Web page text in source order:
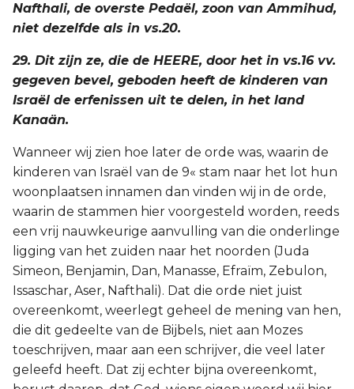
Nafthali, de overste Pedaël, zoon van Ammihud,
niet dezelfde als in vs.20.
29. Dit zijn ze, die de HEERE, door het in vs.16 vv.
gegeven bevel, geboden heeft de kinderen van
Israël de erfenissen uit te delen, in het land
Kanaän.
Wanneer wij zien hoe later de orde was, waarin de
kinderen van Israël van de 9« stam naar het lot hun
woonplaatsen innamen dan vinden wij in de orde,
waarin de stammen hier voorgesteld worden, reeds
een vrij nauwkeurige aanvulling van die onderlinge
ligging van het zuiden naar het noorden (Juda
Simeon, Benjamin, Dan, Manasse, Efraïm, Zebulon,
Issaschar, Aser, Nafthali). Dat die orde niet juist
overeenkomt, weerlegt geheel de mening van hen,
die dit gedeelte van de Bijbels, niet aan Mozes
toeschrijven, maar aan een schrijver, die veel later
geleefd heeft. Dat zij echter bijna overeenkomt,